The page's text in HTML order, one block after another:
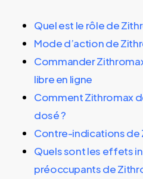
Quel est le rôle de
Mode d’action de
Commander
libre en ligne
Comment Zithromax
dosé ?
Contre-indications de
Quels sont les effets
préoccupants de